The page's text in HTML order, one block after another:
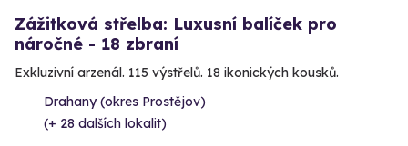
Zážitková střelba: Luxusní balíček pro
náročné - 18 zbraní
Exkluzivní arzenál. 115 výstřelů. 18 ikonických kousků.
Drahany (okres Prostějov)
(+ 28 dalších lokalit)